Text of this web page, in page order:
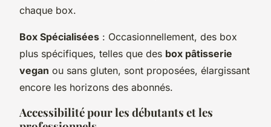
chaque box.
Box Spécialisées : Occasionnellement, des box
plus spécifiques, telles que des box pâtisserie
vegan ou sans gluten, sont proposées, élargissant
encore les horizons des abonnés.
Accessibilité pour les débutants et les